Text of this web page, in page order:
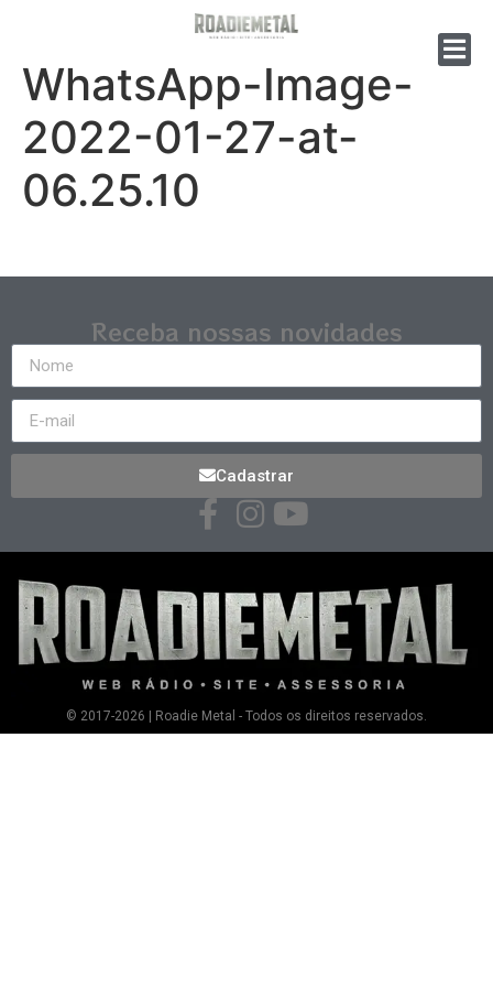
WhatsApp-Image-
2022-01-27-at-
06.25.10
Receba nossas novidades
Cadastrar
© 2017-2026 | Roadie Metal - Todos os direitos reservados.